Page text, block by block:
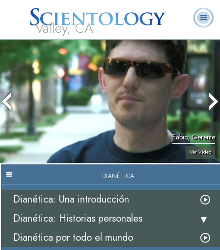
Valley, CA
Acerca de
Nosotros
L. Ronald
Hubbard
¿Qué es
Scientology?
Ministros
Voluntarios
Preguntas
Frecuentes
Libros
Fabio, Gerente
Ver Video
DIANÉTICA
Dianética: Una introducción
Dianética: Historias personales
Dianética por todo el mundo